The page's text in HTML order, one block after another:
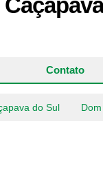
Contato
do Sul